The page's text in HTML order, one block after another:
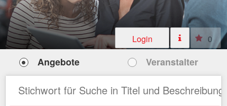
Login 0
Angebote Veranstalter